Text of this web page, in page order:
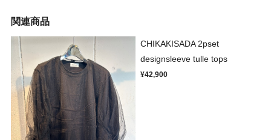
関連商品
CHIKAKISADA 2pset
designsleeve tulle tops
¥42,900